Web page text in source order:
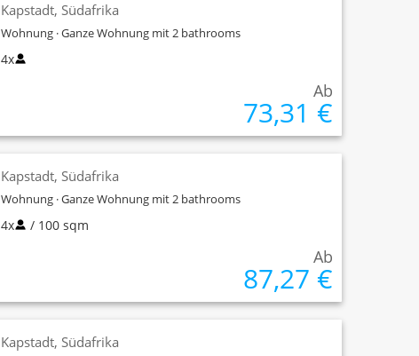
Kapstadt, Südafrika
Wohnung · Ganze Wohnung mit 2 bathrooms
4x
Ab
73,31 €
Kapstadt, Südafrika
Wohnung · Ganze Wohnung mit 2 bathrooms
4x / 100 sqm
Ab
87,27 €
Kapstadt, Südafrika